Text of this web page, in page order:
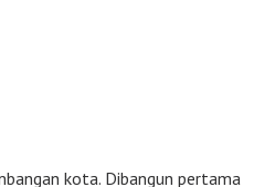
kota. Dibangun pertama